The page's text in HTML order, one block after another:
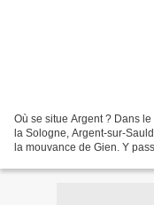
Où se situe Argent ? Dans le département du Cher, à la marge du Berry et de
la Sologne, Argent-sur-
la mouvance de Gien. Y